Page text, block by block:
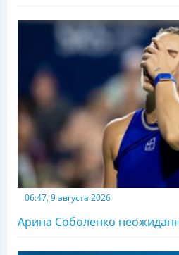
06:47, 9 августа 2026
Арина Соболенко